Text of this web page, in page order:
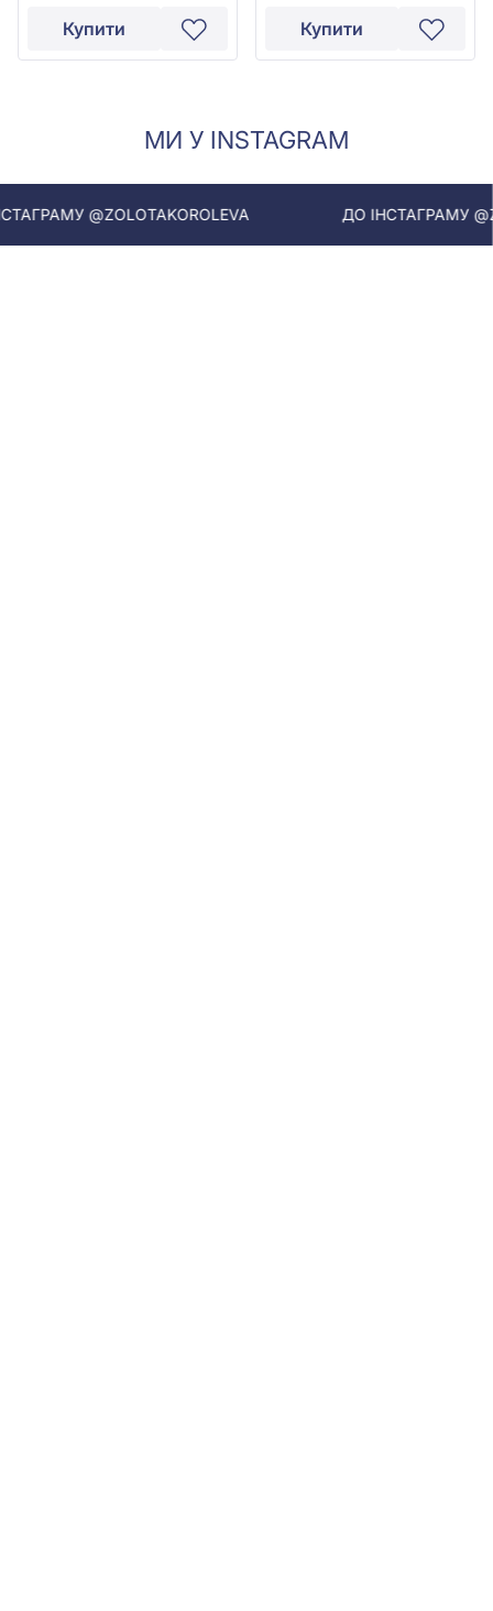
Купити Купити
МИ У INSTAGRAM
@ZOLOTAKOROLEVA ДО ІНСТАГРАМУ